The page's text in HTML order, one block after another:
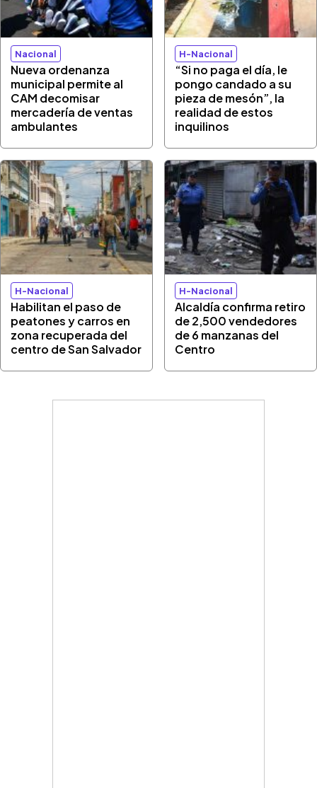
Nacional
Nueva ordenanza
municipal permite al
CAM decomisar
mercadería de ventas
ambulantes
H-Nacional
“Si no paga el día, le
pongo candado a su
pieza de mesón”, la
realidad de estos
inquilinos
H-Nacional
Habilitan el paso de
peatones y carros en
zona recuperada del
centro de San Salvador
H-Nacional
Alcaldía confirma retiro
de 2,500 vendedores
de 6 manzanas del
Centro